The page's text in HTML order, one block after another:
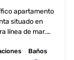
apartamento
situado en
línea de mar.…
Baños